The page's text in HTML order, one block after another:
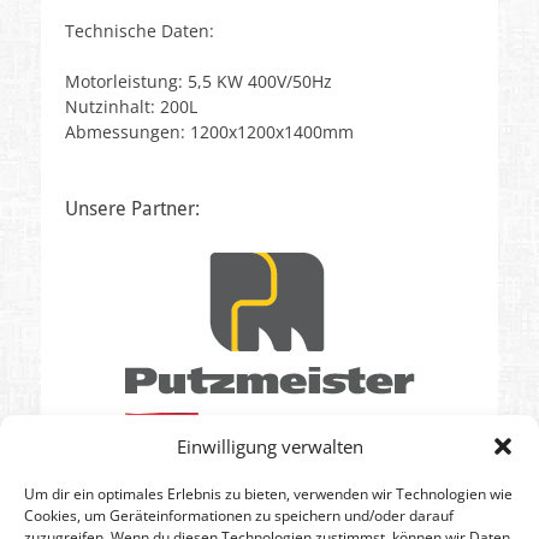
Einwilligung verwalten
Um dir ein optimales Erlebnis zu bieten, verwenden wir Technologien wie
Cookies, um Geräteinformationen zu speichern und/oder darauf
m
o
U
m
b
e
r
Technische Daten:
Motorleistung: 5,5 KW 400V/50Hz
Nutzinhalt: 200L
Abmessungen: 1200x1200x1400mm
Unsere Partner: